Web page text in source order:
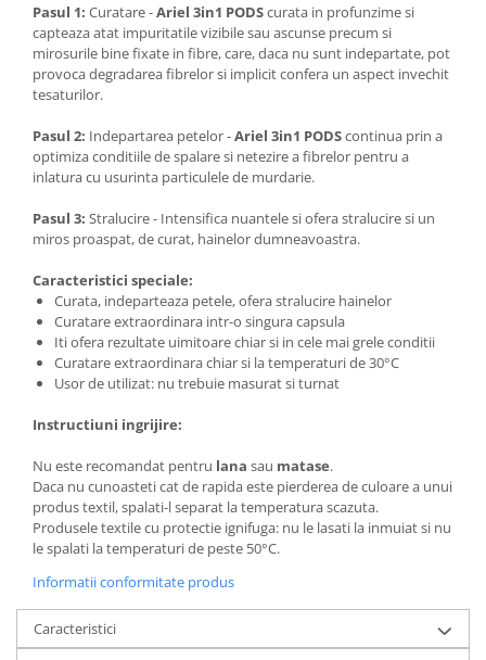
Pasul 1: Curatare -Ariel 3in1 PODScurata in profunzime si
capteaza atat impuritatile vizibile sau ascunse precum si
mirosurile bine fixate in fibre, care, daca nu sunt indepartate, pot
provoca degradarea fibrelor si implicit confera un aspect invechit
tesaturilor.
Pasul 2: Indepartarea petelor -Ariel 3in1 PODScontinua prin a
optimiza conditiile de spalare si netezire a fibrelor pentru a
inlatura cu usurinta particulele de murdarie.
Pasul 3: Stralucire - Intensifica nuantele si ofera stralucire si un
miros proaspat, de curat, hainelor dumneavoastra.
Caracteristici speciale:
Curata, indeparteaza petele, ofera stralucire hainelor
Curatare extraordinara intr-o singura capsula
Iti ofera rezultate uimitoare chiar si in cele mai grele conditii
Curatare extraordinara chiar si la temperaturi de 30°C
Usor de utilizat: nu trebuie masurat si turnat
Instructiuni ingrijire:
Nu este recomandat pentru lana sau matase.
Daca nu cunoasteti cat de rapida este pierderea de culoare a unui
produs textil, spalati-l separat la temperatura scazuta.
Produsele textile cu protectie ignifuga: nu le lasati la inmuiat si nu
le spalati la temperaturi de peste 50°C.
Informatii conformitate produs
Caracteristici